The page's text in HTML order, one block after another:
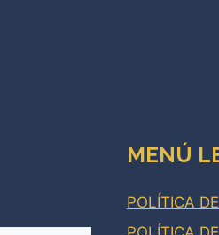
MENÚ
POLÍTICA